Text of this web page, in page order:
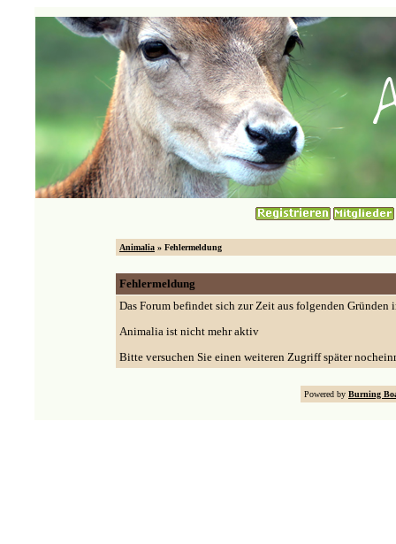
Animalia » Fehlermeldung
Fehlermeldung
Das Forum befindet sich zur Zeit aus folgenden Gründen
Animalia ist nicht mehr aktiv
Bitte versuchen Sie einen weiteren Zugriff später
Powered by Burning